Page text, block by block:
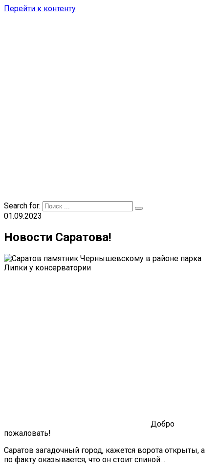
Перейти к контенту
Search for:
01.09.2023
Новости Саратова!
Добро
пожаловать!
Саратов загадочный город, кажется ворота открыты, а
по факту оказывается, что он стоит спиной…